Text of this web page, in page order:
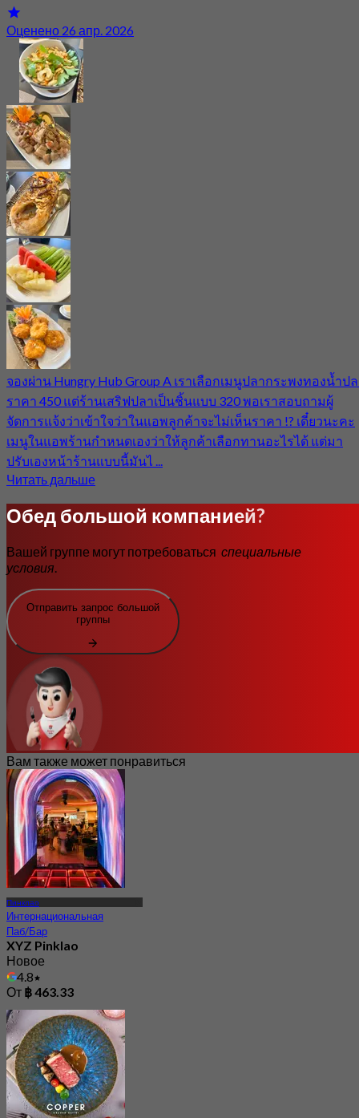
Оценено 26 апр. 2026
จองผ่าน Hungry Hub Group A เราเลือกเมนูปลากระพงทองน้ำป
ราคา 450 แต่ร้านเสริฟปลาเป็นชิ้นแบบ 320 พอเราสอบถามผู้
จัดการแจ้งว่าเข้าใจว่าในแอพลูกค้าจะไม่เห็นราคา !? เดี๋ยวนะคะ
เมนูในแอพร้านกำหนดเองว่าให้ลูกค้าเลือกทานอะไรได้ แต่มา
ปรับเองหน้าร้านแบบนี้มันไ ...
Читать дальше
Обед большой компанией?
Вашей группе могут потребоваться специальные
условия.
Отправить запрос большой
группы
Вам также может понравиться
Пинклао
Интернациональная
Паб/Бар
XYZ Pinklao
Новое
4.8
От ฿ 463.33